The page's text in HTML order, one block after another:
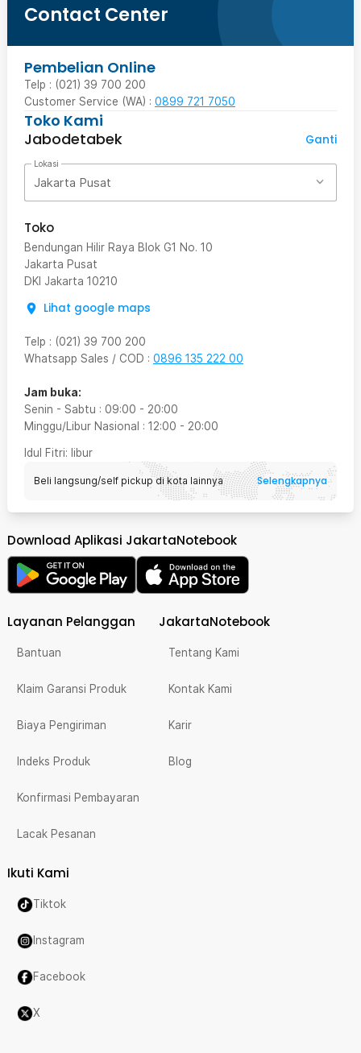
Contact Center
Pembelian Online
Telp : (021) 39 700 200
Customer Service (WA) : 0899 721 7050
Toko Kami
Jabodetabek
Ganti
Lokasi
Jakarta Pusat
Toko
Bendungan Hilir Raya Blok G1 No. 10
Jakarta Pusat
DKI Jakarta 10210
Lihat google maps
Telp : (021) 39 700 200
Whatsapp Sales / COD : 0896 135 222 00
Jam buka:
Senin - Sabtu : 09:00 - 20:00
Minggu/Libur Nasional : 12:00 - 20:00
Idul Fitri: libur
Beli langsung/self pickup di kota lainnya Selengkapnya
Download Aplikasi JakartaNotebook
Layanan Pelanggan
Bantuan
Klaim Garansi Produk
Biaya Pengiriman
Indeks Produk
Konfirmasi Pembayaran
Lacak Pesanan
JakartaNotebook
Tentang Kami
Kontak Kami
Karir
Blog
Ikuti Kami
Tiktok
Instagram
Facebook
X